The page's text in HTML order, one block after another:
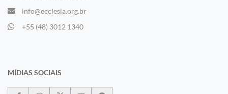
info@ecclesia.org.br
+55 (48) 3012 1340
MÍDIAS SOCIAIS